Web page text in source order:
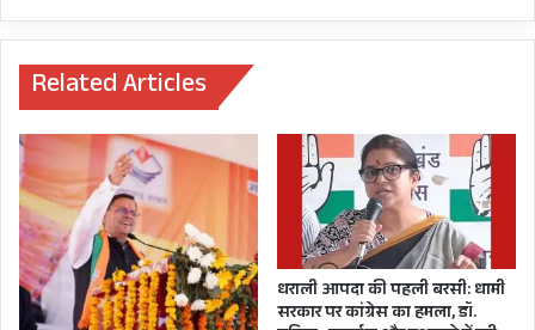
उत्तराखंड के मुख्यमंत्री पुष्कर सिंह धामी भी शहीद लांस
नायक चंद्रशेखर हरबोला को अंतिम विदाई देने पहुँचे। इस
के
आवास
और
कार्यालय
करेंगे
घेराव
CM
गए
बाहर!
गडकरी
ने
कहा-
मन
करता
Related Articles
धराली आपदा की पहली बरसी: धामी
सरकार पर कांग्रेस का हमला, डॉ.